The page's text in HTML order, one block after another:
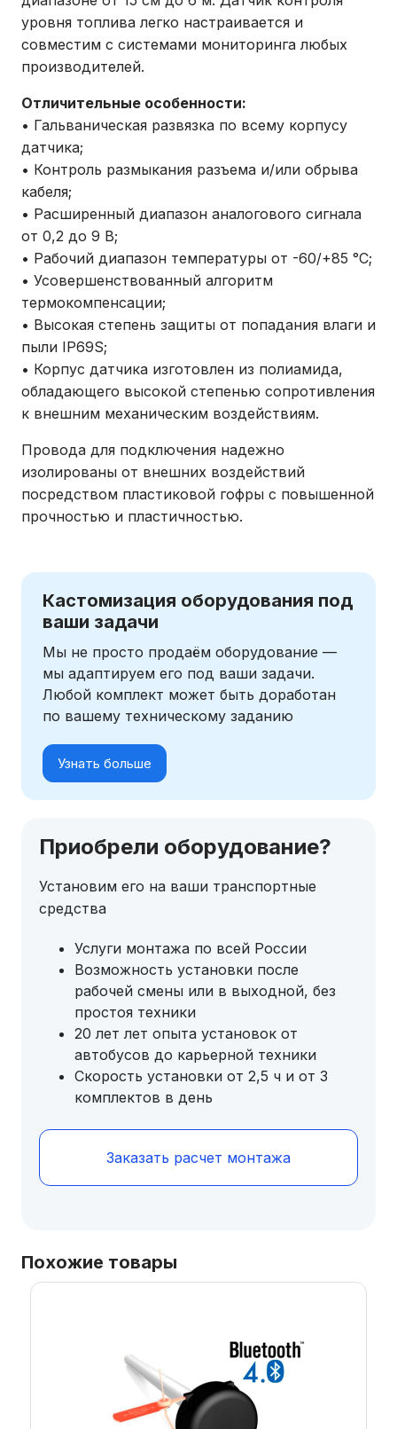
уровня топлива легко настраивается и
совместим с системами мониторинга любых
производителей.
Отличительные особенности:
• Гальваническая развязка по всему корпусу
датчика;
• Контроль размыкания разъема и/или обрыва
кабеля;
• Расширенный диапазон аналогового сигнала
от 0,2 до 9 В;
• Рабочий диапазон температуры от -60/+85 °С;
• Усовершенствованный алгоритм
термокомпенсации;
• Высокая степень защиты от попадания влаги и
пыли IP69S;
• Корпус датчика изготовлен из полиамида,
обладающего высокой степенью сопротивления
к внешним механическим воздействиям.
Провода для подключения надежно
изолированы от внешних воздействий
посредством пластиковой гофры с повышенной
прочностью и пластичностью.
Кастомизация оборудования под
ваши задачи
Мы не просто продаём оборудование —
мы адаптируем его под ваши задачи.
Любой комплект может быть доработан
по вашему техническому заданию
Узнать больше
Приобрели оборудование?
Установим его на ваши транспортные
средства
Услуги монтажа по всей России
Возможность установки после
рабочей смены или в выходной, без
простоя техники
20 лет лет опыта установок от
автобусов до карьерной техники
Скорость установки от 2,5 ч и от 3
комплектов в день
Заказать расчет монтажа
Похожие товары
имеет
несколько
вариаций.
Опции